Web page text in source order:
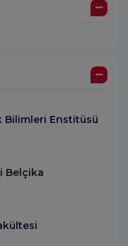
Bilimleri Enstitüsü
Belçika